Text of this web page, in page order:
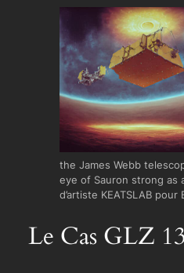
the James Webb
eye of Sauron strong as
d’artiste KEATSLAB pour
Le Cas GLZ